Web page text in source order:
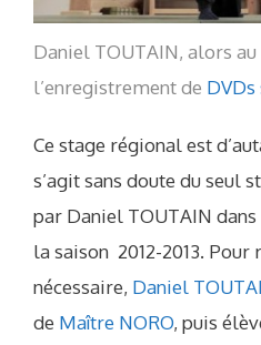
Daniel TOUTAIN, alors
l’enregistrement de
Ce stage régional est
s’agit sans doute du seul
par Daniel TOUTAIN
la saison 2012-2013. Pour
nécessaire, Daniel
de Maître NORO, puis